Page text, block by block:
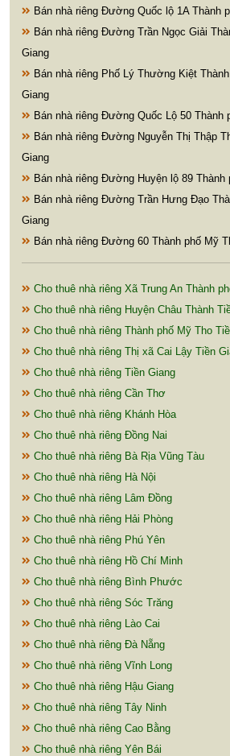
Bán nhà riêng Đường Quốc lộ 1A Thành
Bán nhà riêng Đường Trần Ngọc Giải
Giang
Bán nhà riêng Phố Lý Thường Kiệt
Giang
Bán nhà riêng Đường Quốc Lộ 50 Thành
Bán nhà riêng Đường Nguyễn Thị Thập
Giang
Bán nhà riêng Đường Huyện lộ 89 Thành
Bán nhà riêng Đường Trần Hưng Đạo
Giang
Bán nhà riêng Đường 60 Thành phố Mỹ
Cho thuê nhà riêng Xã Trung An Thành
Cho thuê nhà riêng Huyện Châu Thành
Cho thuê nhà riêng Thành phố Mỹ Tho
Cho thuê nhà riêng Thị xã Cai Lậy Tiền
Cho thuê nhà riêng Tiền Giang
Cho thuê nhà riêng Cần Thơ
Cho thuê nhà riêng Khánh Hòa
Cho thuê nhà riêng Đồng Nai
Cho thuê nhà riêng Bà Rịa Vũng Tàu
Cho thuê nhà riêng Hà Nội
Cho thuê nhà riêng Lâm Đồng
Cho thuê nhà riêng Hải Phòng
Cho thuê nhà riêng Phú Yên
Cho thuê nhà riêng Hồ Chí Minh
Cho thuê nhà riêng Bình Phước
Cho thuê nhà riêng Sóc Trăng
Cho thuê nhà riêng Lào Cai
Cho thuê nhà riêng Đà Nẵng
Cho thuê nhà riêng Vĩnh Long
Cho thuê nhà riêng Hậu Giang
Cho thuê nhà riêng Tây Ninh
Cho thuê nhà riêng Cao Bằng
Cho thuê nhà riêng Yên Bái